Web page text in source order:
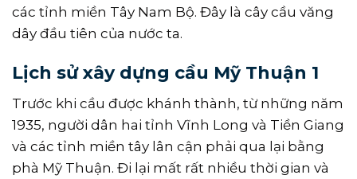
các tỉnh miền Tây Nam Bộ. Đây là cây cầu văng
dây đầu tiên của nước ta.
Lịch sử xây dựng cầu Mỹ Thuận 1
Trước khi cầu được khánh thành, từ những năm
1935, người dân hai tỉnh Vĩnh Long và Tiền Giang
và các tỉnh miền tây lân cận phải qua lại bằng
phà Mỹ Thuận. Đi lại mất rất nhiều thời gian và